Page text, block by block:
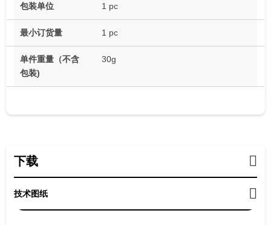
包装单位 1 pc
最小订货量 1 pc
单件重量（不含
包装)
30g
下载
技术图纸